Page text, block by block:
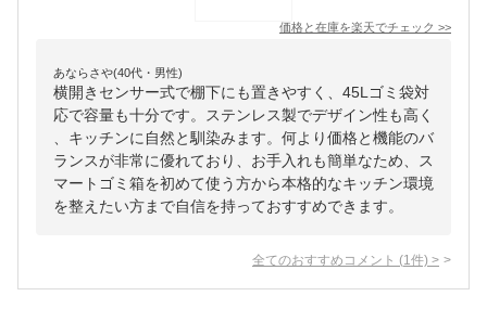
価格と在庫を楽天でチェック >>
あならさや(40代・男性)
横開きセンサー式で棚下にも置きやすく、45Lゴミ袋対
応で容量も十分です。ステンレス製でデザイン性も高く
、キッチンに自然と馴染みます。何より価格と機能のバ
ランスが非常に優れており、お手入れも簡単なため、ス
マートゴミ箱を初めて使う方から本格的なキッチン環境
を整えたい方まで自信を持っておすすめできます。
全てのおすすめコメント (1 件) >